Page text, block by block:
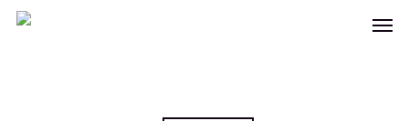
Skip
Menu